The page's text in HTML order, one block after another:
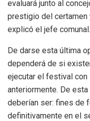
evaluará junto al
prestigio del certamen
explicó el jefe comunal.
De darse esta última
dependerá de si
ejecutar el festival
anteriormente. De
deberían ser: fines de
definitivamente en el